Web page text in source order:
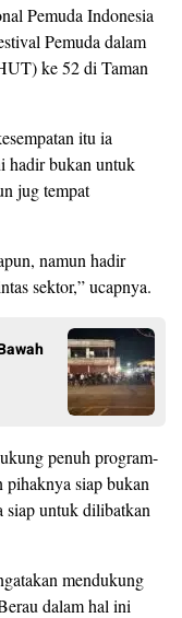
Pemuda Indonesia
Pemuda dalam
ke 52 di Taman
itu ia
hadir bukan untuk
jug tempat
namun hadir
sektor,” ucapnya.
penuh program-
pihaknya siap bukan
siap untuk dilibatkan
mendukung
dalam hal ini